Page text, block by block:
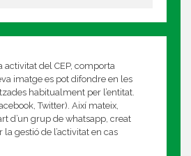
activitat del CEP, comporta
imatge es pot difondre en les
habitualment per l’entitat.
Twitter). Així mateix,
d’un grup de whatsapp, creat
gestió de l’activitat en cas